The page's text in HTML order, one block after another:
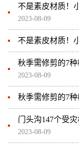
不是素皮材质！
2023-08-09
不是素皮材质！
秋季需修剪的7
2023-08-09
秋季需修剪的7
门头沟147个受
2023-08-09